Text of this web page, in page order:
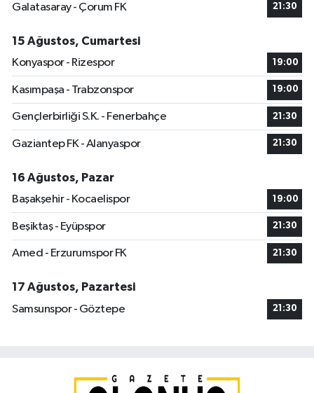
Galatasaray - Çorum FK
21:30
15 Ağustos, Cumartesi
Konyaspor - Rizespor
19:00
Kasımpaşa - Trabzonspor 19:00
Gençlerbirliği S.K. - Fenerbahçe 21:30
Gaziantep FK - Alanyaspor 21:30
16 Ağustos, Pazar
Başakşehir - Kocaelispor
19:00
Beşiktaş - Eyüpspor 21:30
Amed - Erzurumspor FK 21:30
17 Ağustos, Pazartesi
Samsunspor - Göztepe
21:30